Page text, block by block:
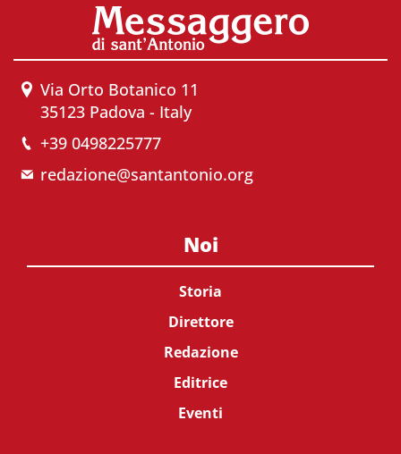
Via Orto Botanico 11
35123 Padova - Italy
+39 0498225777
redazione@santantonio.org
Noi
Storia
Direttore
Redazione
Editrice
Eventi